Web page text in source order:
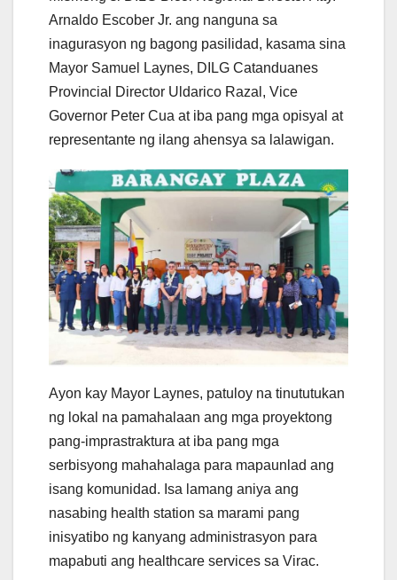
Arnaldo Escober Jr. ang nanguna sa
inagurasyon ng bagong pasilidad, kasama sina
Mayor Samuel Laynes, DILG Catanduanes
Provincial Director Uldarico Razal, Vice
Governor Peter Cua at iba pang mga opisyal at
representante ng ilang ahensya sa lalawigan.
Ayon kay Mayor Laynes, patuloy na tinututukan
ng lokal na pamahalaan ang mga proyektong
pang-imprastraktura at iba pang mga
serbisyong mahahalaga para mapaunlad ang
isang komunidad. Isa lamang aniya ang
nasabing health station sa marami pang
inisyatibo ng kanyang administrasyon para
mapabuti ang healthcare services sa Virac.